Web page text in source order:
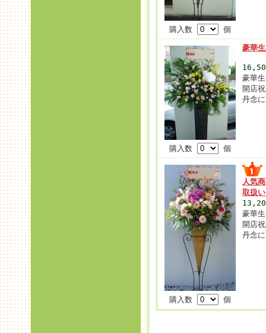
購入数 個
購入数 個
豪華
豪華
開店
丹念
購入数 個
人気
取扱
豪華
開店
丹念